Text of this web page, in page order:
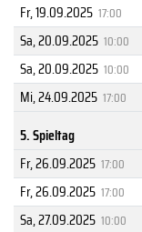
Fr, 19.09.2025 17:00
Sa, 20.09.2025 10:00
Sa, 20.09.2025 10:00
Mi, 24.09.2025 17:00
5. Spieltag
Fr, 26.09.2025 17:00
Fr, 26.09.2025 17:00
Sa, 27.09.2025 10:00